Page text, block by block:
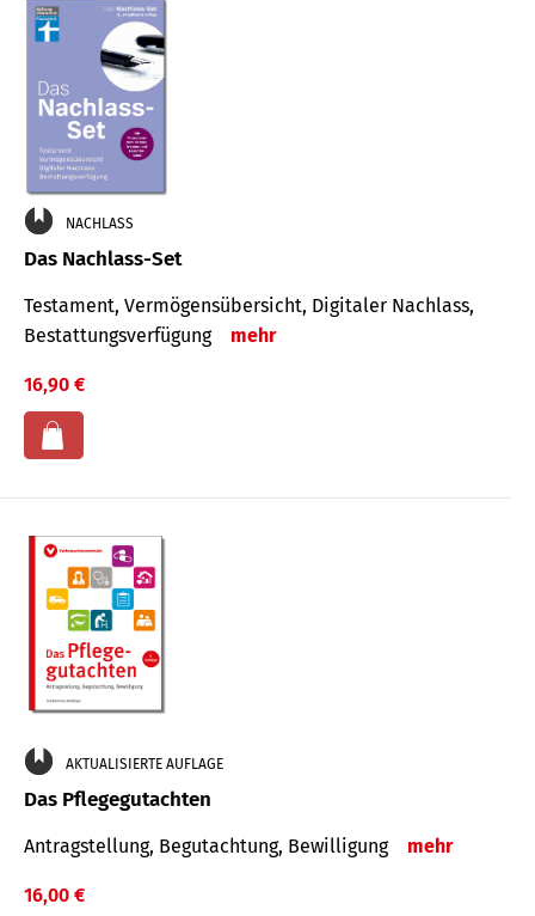
NACHLASS
Das Nachlass-Set
Testament, Vermögens­übersicht, Digitaler Nach­lass,
Bestat­tungs­ver­fügung
mehr
16,90 €
AKTUALISIERTE AUFLAGE
Das Pflegegutachten
Antragstellung, Begutachtung, Bewilligung mehr
16,00 €